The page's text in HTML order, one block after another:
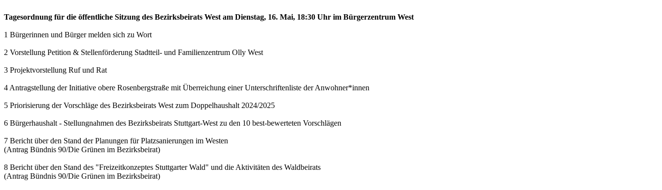
Tagesordnung für die öffentliche Sitzung des Bezirksbeirats West am Dienstag, 16. Mai, 18:30 Uhr im Bürgerzentrum West
1 Bürgerinnen und Bürger melden sich zu Wort
2 Vorstellung Petition & Stellenförderung Stadtteil- und Familienzentrum Olly West
3 Projektvorstellung Ruf und Rat
4 Antragstellung der Initiative obere Rosenbergstraße mit Überreichung einer Unterschriftenliste der Anwohner*innen
5 Priorisierung der Vorschläge des Bezirksbeirats West zum Doppelhaushalt 2024/2025
6 Bürgerhaushalt - Stellungnahmen des Bezirksbeirats Stuttgart-West zu den 10 best-bewerteten Vorschlägen
7 Bericht über den Stand der Planungen für Platzsanierungen im Westen
(Antrag Bündnis 90/Die Grünen im Bezirksbeirat)
8 Bericht über den Stand des "Freizeitkonzeptes Stuttgarter Wald" und die Aktivitäten des Waldbeirats
(Antrag Bündnis 90/Die Grünen im Bezirksbeirat)